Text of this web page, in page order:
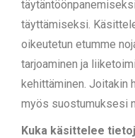
täyttämiseksi.
oikeutetun etumme
tarjoaminen ja
kehittäminen. Joitakin
myös suostumuksesi
Kuka käsittelee